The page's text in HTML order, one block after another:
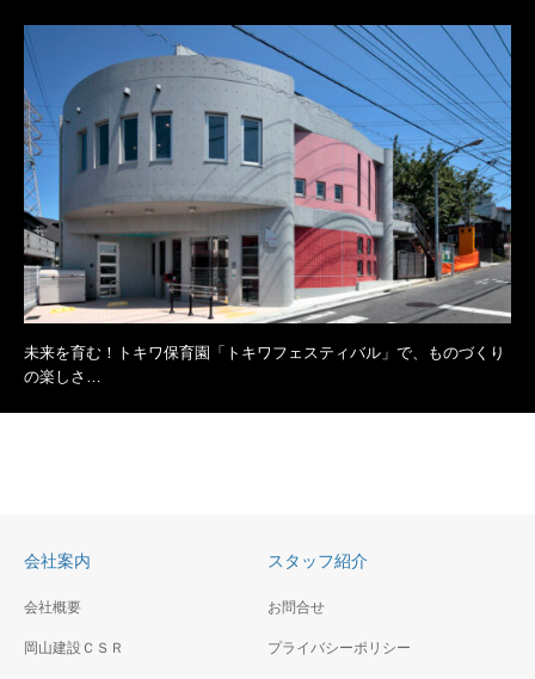
未来を育む！トキワ保育園「トキワフェスティバル」で、ものづくり
の楽しさ…
会社案内
会社概要
岡山建設ＣＳＲ
スタッフ紹介
お問合せ
プライバシーポリシー